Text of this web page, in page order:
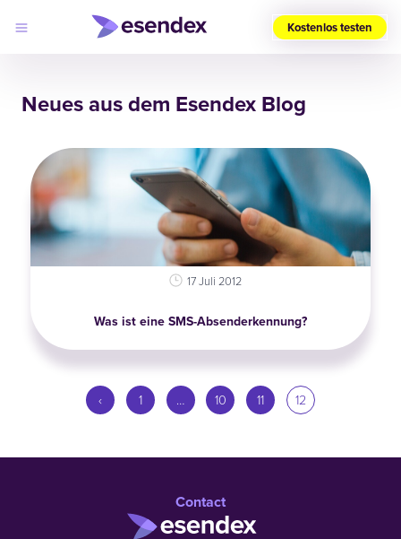
Ihre
Produkte
Lösungen
Developers
Preise
Warum
Log
in
Kostenlos testen
Neues aus dem Esendex Blog
17 Juli 2012
Was ist eine SMS-Absenderkennung?
‹ 1 … 10 11 12
Contact